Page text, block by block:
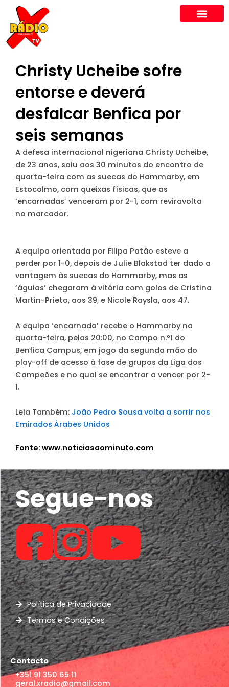
content
Christy Ucheibe sofre
entorse e deverá
desfalcar Benfica por
seis semanas
A defesa internacional nigeriana Christy Ucheibe,
de 23 anos, saiu aos 30 minutos do encontro de
quarta-feira com as suecas do Hammarby, em
Estocolmo, com queixas físicas, que as
‘encarnadas’ venceram por 2-1, com reviravolta
no marcador.
A equipa orientada por Filipa Patão esteve a
perder por 1-0, depois de Julie Blakstad ter dado a
vantagem às suecas do Hammarby, mas as
‘águias’ chegaram à vitória com golos de Cristina
Martin-Prieto, aos 39, e Nicole Raysla, aos 47.
A equipa ‘encarnada’ recebe o Hammarby na
quarta-feira, pelas 20:00, no Campo n.º1 do
Benfica Campus, em jogo da segunda mão do
play-off de acesso à fase de grupos da Liga dos
Campeões e no qual se encontrar a vencer por 2-
1.
Leia Também: João Pedro Sousa volta a sorrir nos
Emirados Árabes Unidos
Fonte: www.noticiasaominuto.com
Segue-nos
Política de Privacidade
Termos e Condições
Contacto
+351 91 350 65 11
geral.xradio@gmail.com